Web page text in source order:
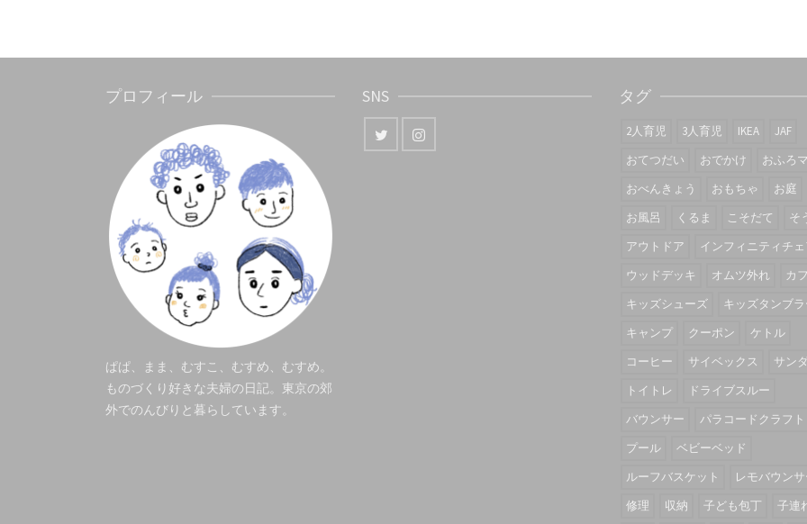
プロフィール
ぱぱ、まま、むすこ、むすめ、むすめ。
ものづくり好きな夫婦の日記。東京の郊
外でのんびりと暮らしています。
SNS タグ
2人育児 3人育児 IKEA
JAF
おてつだい
おでかけ
おふろ
おべんきょう
おもちゃ
お庭
お風呂
くるま こそだて
そ
アウトドア
インフィニティチ
ウッドデッキ
オムツ外れ
カ
キッズシューズ
キッズタンブ
キャンプ
クーポン
ケトル
コーヒー
サイベックス
サン
トイトレ
ドライブスルー
バウンサー
パラコードクラフト
プール
ベビーベッド
ルーフバスケット
レモバウン
修理
収納 子ども包丁 子連